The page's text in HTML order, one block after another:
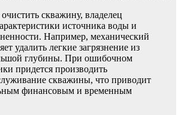
скважину, владелец
источника воды и
Например, механический
удалить легкие загрязнение из
глубины. При ошибочном
придется производить
скважины, что приводит
финансовым и временным